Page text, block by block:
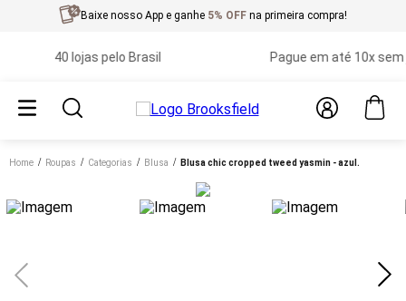
Baixe nosso App e ganhe 5% OFF na primeira compra!
40 lojas pelo Brasil Pague em até 10x sem
Home roupas categorias blusa blusa chic cropped tweed yasmin - azul.